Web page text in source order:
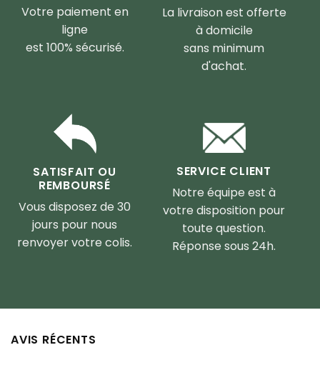
Votre paiement en
ligne
est 100% sécurisé.
La livraison est offerte
à domicile
sans minimum
d'achat.
SATISFAIT OU
REMBOURSÉ
Vous disposez de 30
jours pour nous
renvoyer votre colis.
SERVICE CLIENT
Notre équipe est à
votre disposition pour
toute question.
Réponse sous 24h.
AVIS RÉCENTS